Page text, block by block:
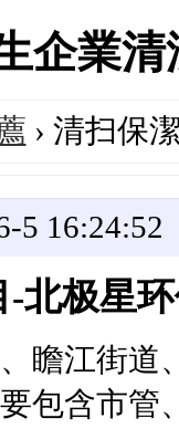
企業
› 清扫保
5 16:24:52
北极星
瞻江街道
包含市管